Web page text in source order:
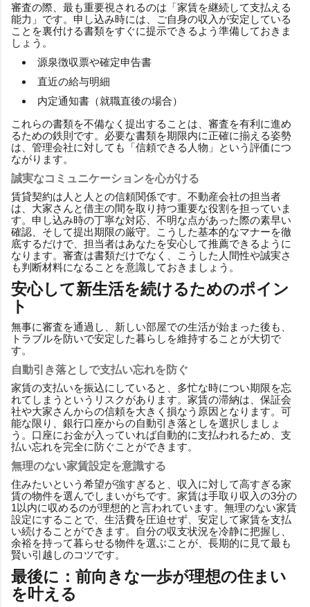
審査の際、最も重要視されるのは「家賃を継続して支払える
能力」です。申し込み時には、ご自身の収入が安定している
ことを裏付ける書類をすぐに提示できるよう準備しておきま
しょう。
源泉徴収票や確定申告書
直近の給与明細
内定通知書（就職直後の場合）
これらの書類を不備なく提出することは、審査を有利に進め
るための鉄則です。必要な書類を期限内に正確に揃える姿勢
は、管理会社に対しても「信頼できる人物」という評価につ
ながります。
誠実なコミュニケーションを心がける
賃貸契約は人と人との信頼関係です。不動産会社の担当者
は、大家さんと借主の間を取り持つ重要な役割を担っていま
す。申し込み時の丁寧な対応、不明な点があった際の素早い
確認、そして提出期限の厳守。こうした基本的なマナーを徹
底するだけで、担当者はあなたを安心して推薦できるように
なります。審査は書類だけでなく、こうした人間性や誠実さ
も判断材料になることを意識しておきましょう。
安心して新生活を続けるためのポイン
ト
無事に審査を通過し、新しい部屋での生活が始まった後も、
トラブルを防いで安定した暮らしを維持することが大切で
す。
自動引き落としで支払い忘れを防ぐ
家賃の支払いを振込にしていると、多忙な時につい期限を忘
れてしまうというリスクがあります。家賃の滞納は、保証会
社や大家さんからの信頼を大きく損なう原因となります。可
能な限り、銀行口座からの自動引き落としを選択しましょ
う。口座にお金が入っていれば自動的に支払われるため、支
払い忘れを完全に防ぐことができます。
無理のない家賃設定を意識する
住みたいという希望が強すぎると、収入に対して高すぎる家
賃の物件を選んでしまいがちです。家賃は手取り収入の3分の
1以内に収めるのが理想的と言われています。無理のない家賃
設定にすることで、生活費を圧迫せず、安定して家賃を支払
い続けることができます。自分の収支状況を冷静に把握し、
余裕を持って暮らせる物件を選ぶことが、長期的に見て最も
賢い引越しのコツです。
最後に：前向きな一歩が理想の住まい
を叶える